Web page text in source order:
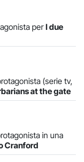
perI due
(serie tv,
at the gate
in una
Cranford